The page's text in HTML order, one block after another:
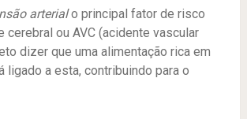
arterialo principal fator de risco
cerebral ou AVC (acidente vascular
dizer que uma alimentação rica em
ligado a esta, contribuindo para o